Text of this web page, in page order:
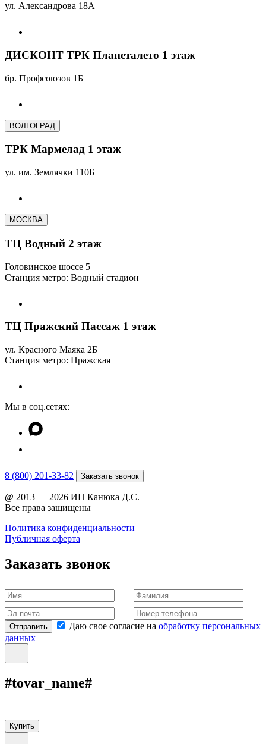
ул. Александрова 18А
ДИСКОНТ ТРК Планеталето 1 этаж
бр. Профсоюзов 1Б
ВОЛГОГРАД
ТРК Мармелад 1 этаж
ул. им. Землячки 110Б
МОСКВА
ТЦ Водный 2 этаж
Головинское шоссе 5
Станция метро: Водный стадион
ТЦ Пражский Пассаж 1 этаж
ул. Красного Маяка 2Б
Станция метро: Пражская
Мы в соц.сетях:
8 (800) 201-33-82 Заказать звонок
@ 2013 — 2026 ИП Канюка Д.С.
Все права защищены
Политика конфиденциальности
Публичная оферта
Заказать звонок
Отправить Даю свое согласие на обработку персональных
данных
#tovar_name#
Купить